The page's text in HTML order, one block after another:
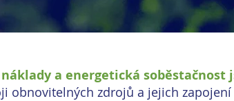
a energetická
obnovitelných zdrojů a jejich